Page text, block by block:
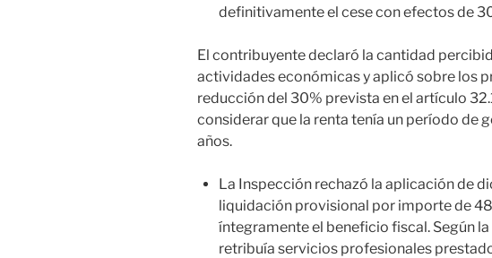
definitivamente el cese con efectos de
El contribuyente declaró la cantidad
actividades económicas y aplicó sobre los
reducción del 30% prevista en el artículo
considerar que la renta tenía un período de
años.
La Inspección rechazó la aplicación de
liquidación provisional por importe de
íntegramente el beneficio fiscal. Según la
retribuía servicios profesionales